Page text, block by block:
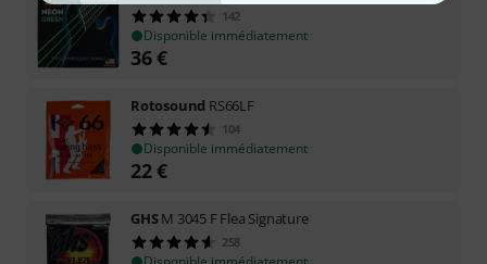
142
Disponible immédiatement
36€
Rotosound RS66LF
104
Disponible immédiatement
22€
GHSM 3045 F Flea Signature
258